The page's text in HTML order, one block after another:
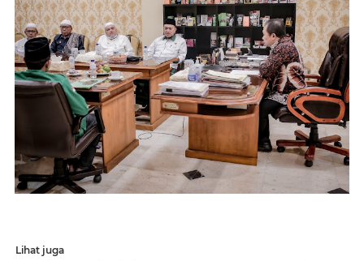
Lihat juga